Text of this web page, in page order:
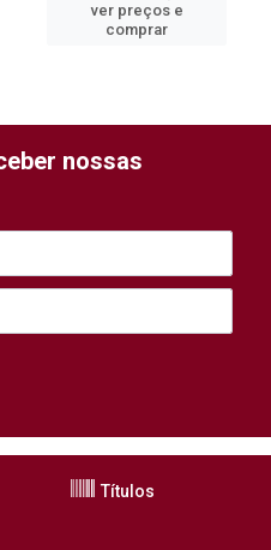
ver preços e
comprar
nossas
Títulos